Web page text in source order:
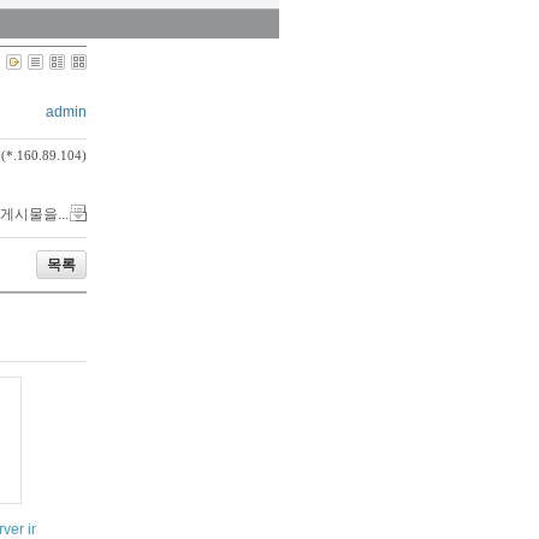
admin
시물을...
목록
Windows 7 or 8
installation Step by Step